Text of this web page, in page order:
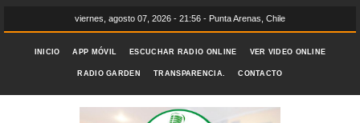
viernes, agosto 07, 2026 - 21:56 - Punta Arenas, Chile
INICIO APP MÓVIL ESCUCHAR RADIO ONLINE VER VIDEO ONLINE
RADIO GARDEN TRANSPARENCIA. CONTACTO